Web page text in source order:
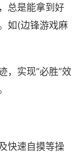
总是能拿到好
如(边锋游戏麻
，实现“必胜”效
快速自摸等操